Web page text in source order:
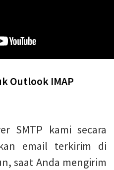
Outlook IMAP
SMTP kami secara
email terkirim di
saat Anda mengirim